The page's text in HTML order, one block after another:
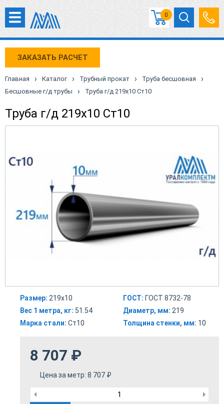
0
ЗАКАЗАТЬ РАСЧЕТ
Главная › Каталог › Трубный прокат › Труба бесшовная ›
Бесшовные г/д трубы › Труба г/д 219х10 Ст10
Труба г/д 219х10 Ст10
Размер: 219х10
Вес 1 метра, кг: 51.54
Марка стали: Ст10
ГОСТ: ГОСТ 8732-78
Диаметр, мм: 219
Толщина стенки, мм: 10
8 707 ₽
Цена за метр: 8 707 ₽